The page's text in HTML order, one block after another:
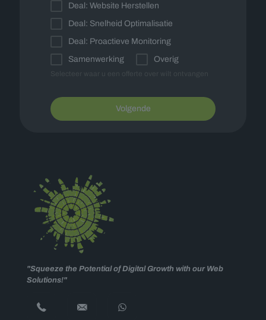
Deal: Website Herstellen
Deal: Snelheid Optimalisatie
Deal: Proactieve Monitoring
Samenwerking
Overig
Volgende
"Squeeze the Potential of Digital Growth with our Web
Solutions!"